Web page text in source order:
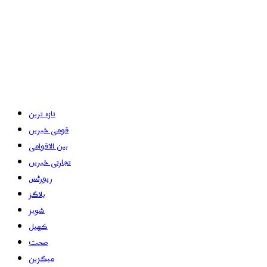
تازہ ترین
قومی خبریں
بین الاقوامی
تجارتی خبریں
رپورٹس
بلاگز
شوبز
کھیل
صحت
میگزین